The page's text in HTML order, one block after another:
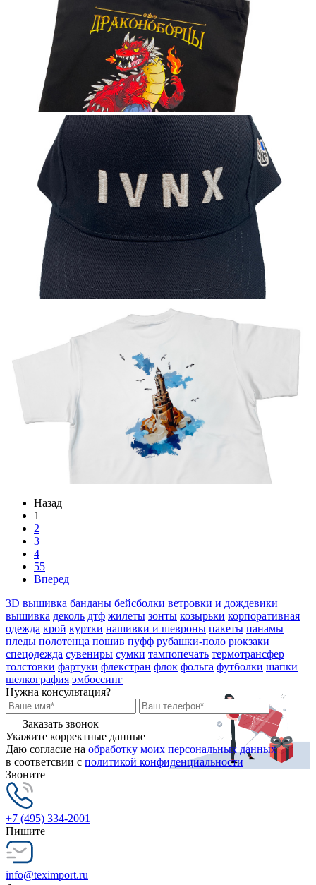
Назад
1
2
3
4
55
Вперед
3D вышивка банданы бейсболки ветровки и дождевики
вышивка деколь дтф жилеты зонты козырьки корпоративная
одежда крой куртки нашивки и шевроны пакеты панамы
пледы полотенца пошив пуфф рубашки-поло рюкзаки
спецодежда сувениры сумки тампопечать термотрансфер
толстовки фартуки флекстран флок фольга футболки шапки
шелкография эмбоссинг
Нужна консультация?
Заказать звонок
Укажите корректные данные
Даю согласие на обработку моих персональных данных
в соответсвии с политикой конфиденциальности
Звоните
+7 (495) 334-2001
Пишите
info@teximport.ru